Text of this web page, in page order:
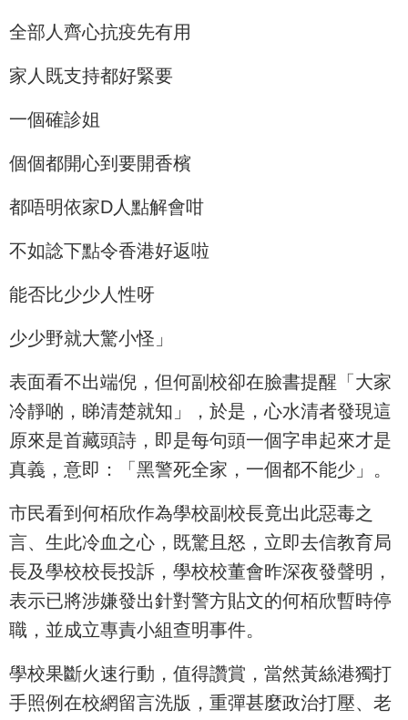
全部人齊心抗疫先有用
家人既支持都好緊要
一個確診姐
個個都開心到要開香檳
都唔明依家D人點解會咁
不如諗下點令香港好返啦
能否比少少人性呀
少少野就大驚小怪」
表面看不出端倪，但何副校卻在臉書提醒「大家
冷靜啲，睇清楚就知」，於是，心水清者發現這
原來是首藏頭詩，即是每句頭一個字串起來才是
真義，意即：「黑警死全家，一個都不能少」。
市民看到何栢欣作為學校副校長竟出此惡毒之
言、生此冷血之心，既驚且怒，立即去信教育局
長及學校校長投訴，學校校董會昨深夜發聲明，
表示已將涉嫌發出針對警方貼文的何栢欣暫時停
職，並成立專責小組查明事件。
學校果斷火速行動，值得讚賞，當然黃絲港獨打
手照例在校網留言洗版，重彈甚麼政治打壓、老